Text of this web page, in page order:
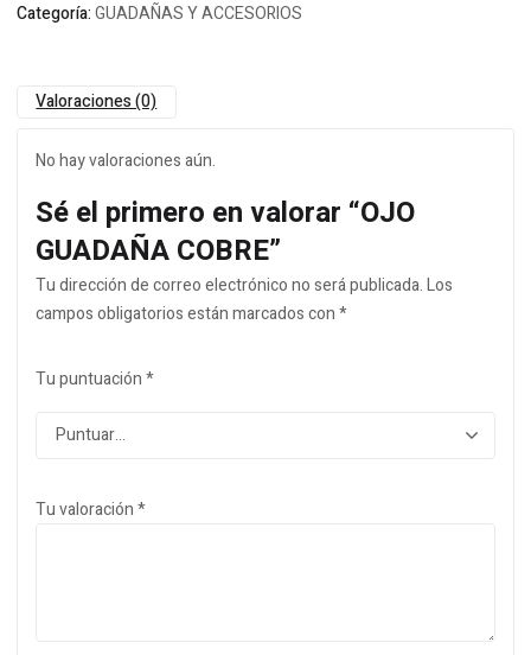
Categoría:GUADAÑAS Y ACCESORIOS
Valoraciones (0)
No hay valoraciones aún.
Sé el primero en valorar “OJO
GUADAÑA COBRE”
Tu dirección de correo electrónico no será publicada.Los
campos obligatorios están marcados con*
Tu puntuación*
Tu valoración*